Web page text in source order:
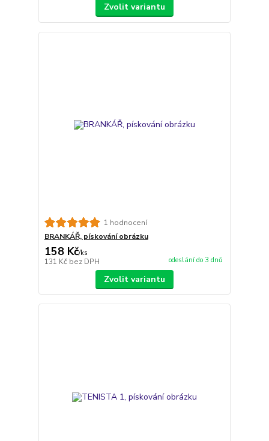
Zvolit variantu
1 hodnocení
BRANKÁŘ, pískování obrázku
158 Kč/ks
131 Kč bez DPH odeslání do 3 dnů
Zvolit variantu